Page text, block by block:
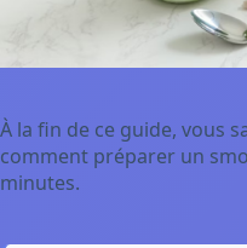
À la fin de ce guide, vous
comment préparer un
minutes.